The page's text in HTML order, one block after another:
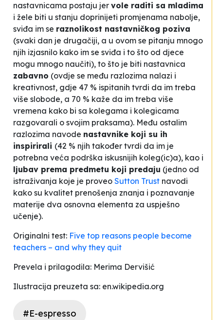
nastavnicama postaju jer vole raditi sa mladima
i žele biti u stanju doprinijeti promjenama nabolje,
sviđa im se raznolikost nastavničkog poziva
(svaki dan je drugačiji, a u ovom se pitanju mnogo
njih izjasnilo kako im se sviđa i to što od djece
mogu mnogo naučiti), to što je biti nastavnica
zabavno (ovdje se među razlozima nalazi i
kreativnost, gdje 47 % ispitanih tvrdi da im treba
više slobode, a 70 % kaže da im treba više
vremena kako bi sa kolegama i kolegicama
razgovarali o svojim praksama). Među ostalim
razlozima navode nastavnike koji su ih
inspirirali (42 % njih također tvrdi da im je
potrebna veća podrška iskusnijih koleg(ic)a), kao i
ljubav prema predmetu koji predaju (jedno od
istraživanja koje je proveo Sutton Trust navodi
kako su kvalitet prenošenja znanja i poznavanje
materije dva osnovna elementa za uspješno
učenje).
Originalni test: Five top reasons people become
teachers – and why they quit
Prevela i prilagodila: Merima Dervišić
Ilustracija preuzeta sa: en.wikipedia.org
#E-espresso